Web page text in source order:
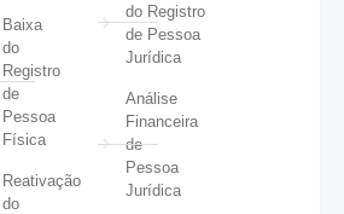
Baixa
do
Registro
de
Pessoa
Física
Reativação
do
do Registro
de Pessoa
Jurídica
Análise
Financeira
de
Pessoa
Jurídica